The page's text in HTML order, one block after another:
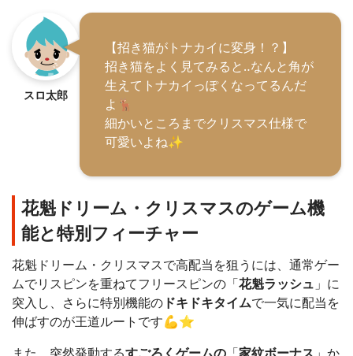
スロ太郎
【招き猫がトナカイに変身！？】
招き猫をよく見てみると‥なんと角が
生えてトナカイっぽくなってるんだ
よ🦌
細かいところまでクリスマス仕様で
可愛いよね✨
花魁ドリーム・クリスマスのゲーム機
能と特別フィーチャー
花魁ドリーム・クリスマスで高配当を狙うには、通常ゲー
ムでリスピンを重ねてフリースピンの「花魁ラッシュ 」に
突入し、さらに特別機能の ドキドキタイムで一気に配当を
伸ばすのが王道ルートです💪⭐️